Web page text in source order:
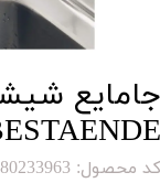
جامایع
کد محصول: 80233963